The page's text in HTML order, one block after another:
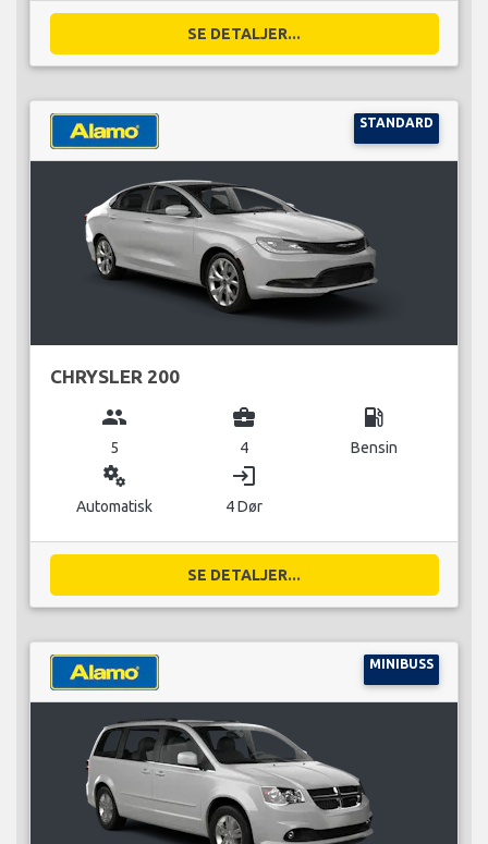
SE DETALJER...
STANDARD
CHRYSLER 200
group
5
business_center
4
local_gas_station
Bensin
miscellaneous_services
Automatisk
login
4 Dør
SE DETALJER...
MINIBUSS